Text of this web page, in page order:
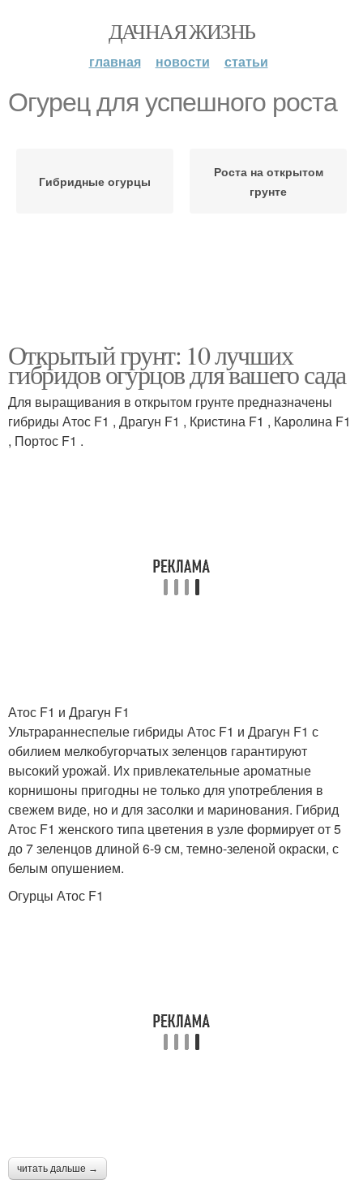
ДАЧНАЯ ЖИЗНЬ
главная новости статьи
Огурец для успешного роста
Гибридные огурцы
Роста на открытом
грунте
Открытый грунт: 10 лучших
гибридов огурцов для вашего сада
Для выращивания в открытом грунте предназначены
гибриды Атос F1 , Драгун F1 , Кристина F1 , Каролина F1
, Портос F1 .
Атос F1 и Драгун F1
Ультрараннеспелые гибриды Атос F1 и Драгун F1 с
обилием мелкобугорчатых зеленцов гарантируют
высокий урожай. Их привлекательные ароматные
корнишоны пригодны не только для употребления в
свежем виде, но и для засолки и маринования. Гибрид
Атос F1 женского типа цветения в узле формирует от 5
до 7 зеленцов длиной 6-9 см, темно-зеленой окраски, с
белым опушением.
Огурцы Атос F1
читать дальше →